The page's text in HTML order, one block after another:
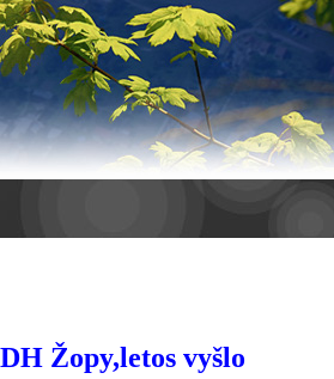
Žopy,letos vyšlo